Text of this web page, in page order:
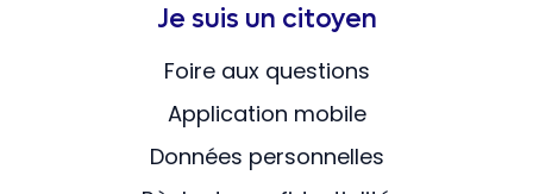
Je suis un citoyen
Foire aux questions
Application mobile
Données personnelles